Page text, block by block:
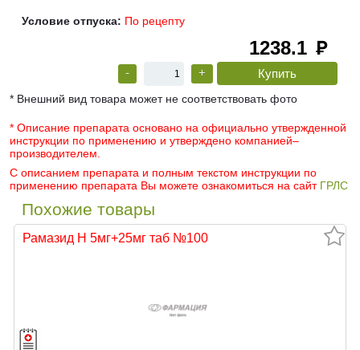
Условие отпуска: По рецепту
1238.1 руб
- +
* Внешний вид товара может не соответствовать фото
* Описание препарата основано на официально утвержденной
инструкции по применению и утверждено компанией–
производителем.
С описанием препарата и полным текстом инструкции по
применению препарата Вы можете ознакомиться на сайт ГРЛС
Похожие товары
Рамазид Н 5мг+25мг таб №100